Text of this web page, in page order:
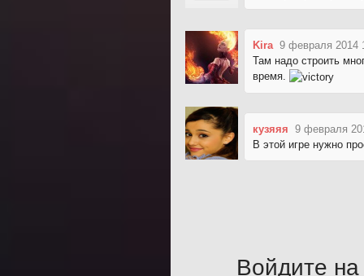
Kira 9 февраля 2014
Там надо строить
время.
кузяяя 9 февраля
В этой игре нужно
Войдите на